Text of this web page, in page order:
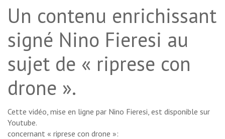
Un contenu enrichissant
signé Nino Fieresi au
sujet de « riprese con
drone ».
Cette vidéo, mise en ligne par Nino Fieresi, est disponible sur
Youtube.
concernant « riprese con drone »: